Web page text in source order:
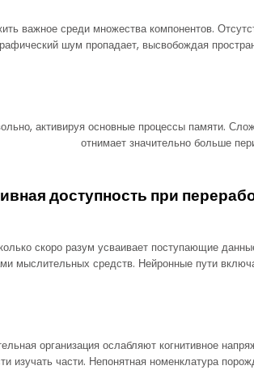
важное среди множества компонентов.
шум пропадает, высвобождая
активируя основные процессы памяти.
отнимает значительно больше
доступность при
скоро разум усваивает поступающие
мыслительных средств. Нейронные пути
организация ослабляют когнитивное
изучать части. Непонятная номенклатура